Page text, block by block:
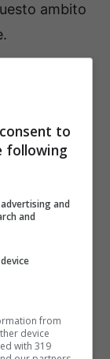
ambito
della
parlano
5.01
to
following
and
and
from
device
with 319